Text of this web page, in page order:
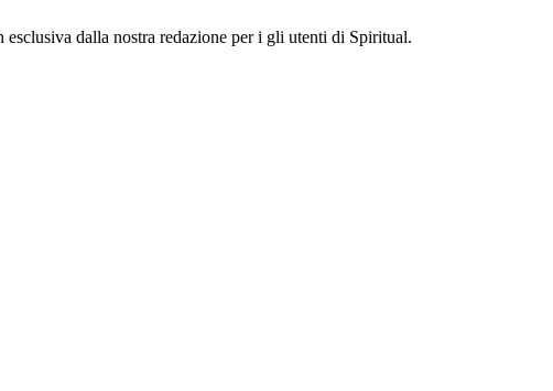
dalla nostra redazione per i gli utenti di Spiritual.